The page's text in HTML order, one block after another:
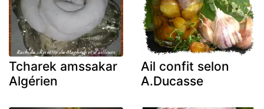
Tcharek amssakar
Algérien
Ail confit selon
A.Ducasse